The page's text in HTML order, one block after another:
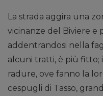
La strada aggira una
vicinanze del Biviere e
addentrandosi nella
alcuni tratti, è più fitto;
radure, ove fanno la
cespugli di Tasso,